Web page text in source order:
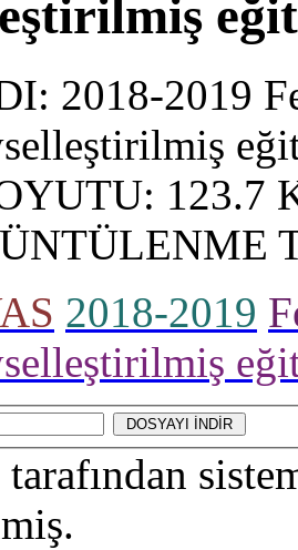
2018-2019
123.7
2018-2019
tarafından